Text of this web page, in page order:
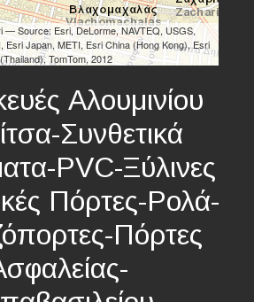
— Source: Esri, DeLorme, NAVTEQ, USGS,
Esri Japan, METI, Esri China (Hong Kong), Esri
(Thailand), TomTom, 2012
Αλουμινίου
Συνθετικά
PVC-Ξύλινες
Πόρτες-Ρολά-
Πόρτες